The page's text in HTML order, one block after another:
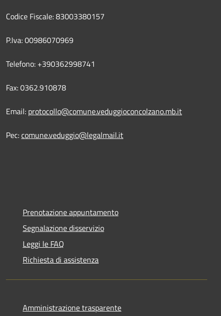
Codice Fiscale: 83003380157
P.Iva: 00986070969
Telefono: +390362998741
Fax: 0362.910878
Email: protocollo@comune.veduggioconcolzano.mb.it
Pec:comune.veduggio@legalmail.it
Prenotazione appuntamento
Segnalazione disservizio
Leggi le FAQ
Richiesta di assistenza
Amministrazione trasparente